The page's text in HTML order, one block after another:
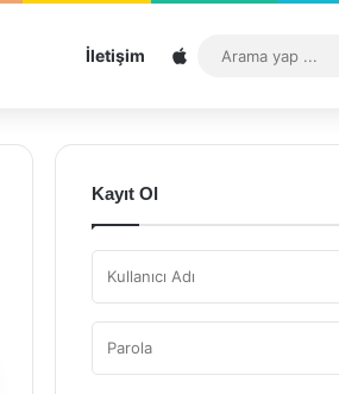
İletişim Sitemap
Kayıt Ol